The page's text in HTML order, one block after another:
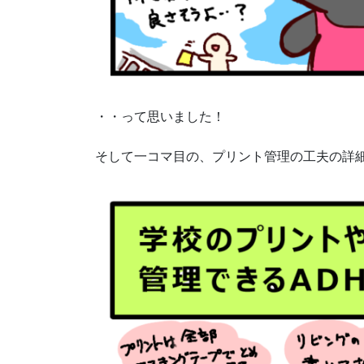
・・って思いました！
そして一コマ目の、プリント管理の工夫の詳